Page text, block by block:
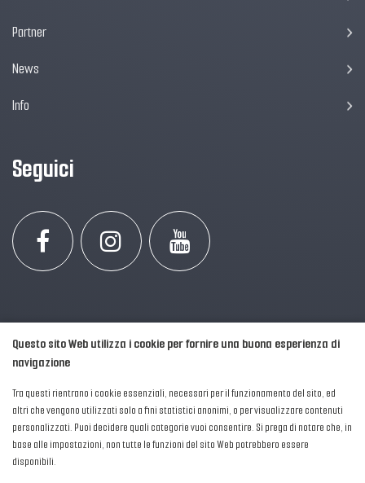
Partner
News
Info
Seguici
2016-2026 © AIPFM - Festa della Musica Italia Tutti i Diritti Riservati.
Privacy Policy
| Cookies
Questo sito Web utilizza i cookie per fornire una buona esperienza di
navigazione
Tra questi rientrano i cookie essenziali, necessari per il funzionamento del sito, ed
altri che vengono utilizzati solo a fini statistici anonimi, o per visualizzare contenuti
personalizzati. Puoi decidere quali categorie vuoi consentire. Si prega di notare che, in
base alle impostazioni, non tutte le funzioni del sito Web potrebbero essere
disponibili.